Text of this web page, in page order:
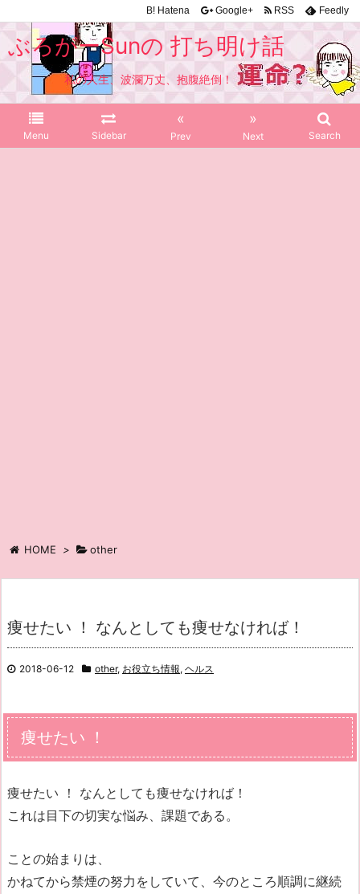
ぶろがーSunの 打ち明け話
私の人生、波瀾万丈、抱腹絶倒！
Menu Sidebar
«
Prev
»
Next Search
B! Hatena Google+ RSS Feedly
HOME > other
痩せたい ！ なんとしても痩せなければ！
2018-06-12 other, お役立ち情報, ヘルス
痩せたい ！
痩せたい ！ なんとしても痩せなければ！
これは目下の切実な悩み、課題である。
ことの始まりは、
かねてから禁煙の努力をしていて、今のところ順調に継続